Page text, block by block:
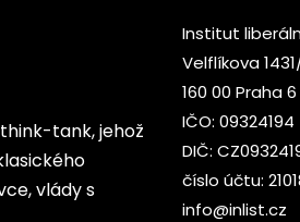
tank, jehož
vlády s
Institut
Velflíkova
160 00 Praha
IČO: 09324194
DIČ:
číslo účtu:
info@inlist.cz